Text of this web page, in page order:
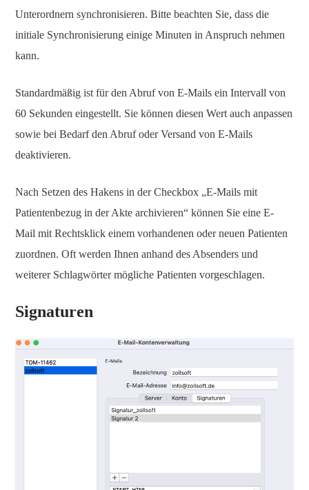
Unterordnern synchronisieren. Bitte beachten Sie, dass die
initiale Synchronisierung einige Minuten in Anspruch nehmen
kann.
Standardmäßig ist für den Abruf von E-Mails ein Intervall von
60 Sekunden eingestellt. Sie können diesen Wert auch anpassen
sowie bei Bedarf den Abruf oder Versand von E-Mails
deaktivieren.
Nach Setzen des Hakens in der Checkbox „E-Mails mit
Patientenbezug in der Akte archivieren“ können Sie eine E-
Mail mit Rechtsklick einem vorhandenen oder neuen Patienten
zuordnen. Oft werden Ihnen anhand des Absenders und
weiterer Schlagwörter mögliche Patienten vorgeschlagen.
Signaturen